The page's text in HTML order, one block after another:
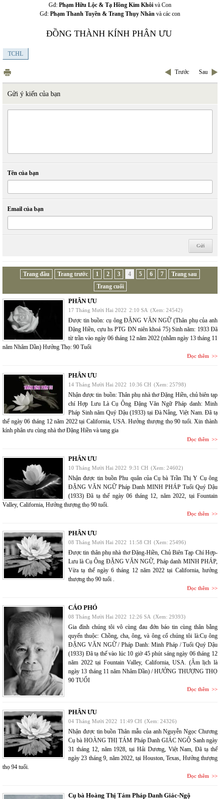
Gđ: Phạm Hữu Lộc & Tạ Hồng Kim Khôi và Con
Gđ: Phạm Thanh Tuyền & Trang Thụy Nhân và các con
ĐỒNG THÀNH KÍNH PHÂN ƯU
TCHL
Trước Sau
Gửi ý kiến của bạn
Tên của bạn
Email của bạn
Trang đầu Trang trước 1 2 3 4 5 6 7
Trang sau
Trang cuối
PHÂN ƯU
17 Tháng Mười Hai 2022 2:10 SA (Xem: 24542)
Được tin buồn: cụ ông ĐẶNG VĂN NGỮ (Thân phụ của anh
Đặng Hiền, cựu hs PTG ĐN niên khoá 75) Sinh năm: 1933 Đã
từ trần vào ngày 06 tháng 12 năm 2022 (nhằm ngày 13 tháng 11
năm Nhâm Dần) Hưởng Thọ: 90 Tuổi
Đọc thêm
PHÂN ƯU
14 Tháng Mười Hai 2022 10:36 CH (Xem: 25798)
Nhận được tin buồn: Thân phụ nhà thơ Đặng Hiền, chủ biên tạp
chí Hợp Lưu Là Cụ Ông Đặng Văn Ngữ Pháp danh: Minh
Pháp Sinh năm Quý Dậu (1933) tại Đà Nẵng, Việt Nam. Đã tạ
thế ngày 06 tháng 12 năm 2022 tại California, USA. Hưởng thượng thọ 90 tuổi. Xin thành
kính phân ưu cùng nhà thơ Đặng Hiền và tang gia
Đọc thêm
PHÂN ƯU
10 Tháng Mười Hai 2022 9:31 CH (Xem: 24602)
Nhận được tin buồn Phu quân của Cụ bà Trần Thị Y Cụ ông
ĐẶNG VĂN NGỮ Pháp Danh MINH PHÁP Tuổi Quý Dậu
(1933) Đã tạ thế ngày 06 tháng 12, năm 2022, tại Fountain
Valley, California, Hưởng thượng thọ 90 tuổi.
Đọc thêm
PHÂN ƯU
08 Tháng Mười Hai 2022 11:58 CH (Xem: 25496)
Được tin thân phụ nhà thơ Đặng-Hiền, Chủ Biên Tạp Chí Hợp-
Lưu là Cụ Ông ĐẶNG VĂN NGỮ, Pháp danh MINH PHÁP,
Vừa tạ thế ngày 6 tháng 12 năm 2022 tại California, hưởng
thượng thọ 90 tuổi .
Đọc thêm
CÁO PHÓ
08 Tháng Mười Hai 2022 12:26 SA (Xem: 29393)
Gia đình chúng tôi vô cùng đau đớn báo tin cùng thân bằng
quyến thuộc: Chồng, cha, ông, và ông cố chúng tôi là:Cụ ông
ĐẶNG VĂN NGỮ / Pháp Danh: Minh Pháp / Tuổi Quý Dậu
(1933) Đã tạ thế vào lúc 10 giờ 45 phút sáng ngày 06 tháng 12
năm 2022 tại Fountain Valley, California, USA. (Âm lịch là
ngày 13 tháng 11 năm Nhâm Dần) / HƯỞNG THƯỢNG THỌ
90 TUỔI
Đọc thêm
PHÂN ƯU
04 Tháng Mười 2022 11:49 CH (Xem: 24326)
Nhận được tin buồn Thân mẫu của anh Nguyễn Ngọc Chương
Cụ bà HOÀNG THỊ TÁM Pháp Danh GIÁC NGỘ Sanh ngày
31 tháng 12, năm 1928, tại Hải Dương, Việt Nam, Đã tạ thế
ngày 23 tháng 9, năm 2022, tại Houston, Texas, Hưởng thượng
thọ 94 tuổi.
Đọc thêm
Cụ bà Hoàng Thị Tám Pháp Danh Giác-Ngộ